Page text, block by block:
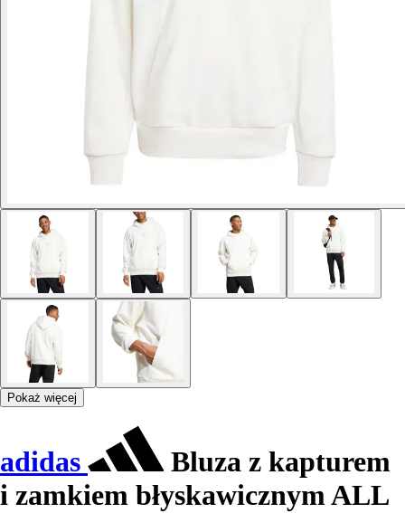
Pokaż więcej
adidas
Bluza z kapturem
i zamkiem błyskawicznym ALL